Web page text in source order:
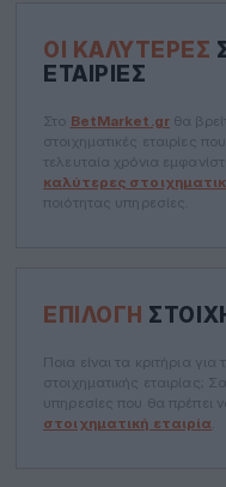
ΟΙ ΚΑΛΎΤΕΡΕΣ
ΕΤΑΙΡΊΕΣ
Στο BetMarket.grθα
στοιχηματικές εταιρίες
τελευταία χρόνια
καλύτερες
ποιότητας υπηρεσίες.
ΕΠΙΛΟΓΉ
Ποια είναι τα κριτήρια
στοιχηματικής εταιρίας;
υπηρεσίες που θα πρέπει
στοιχηματική εταιρία